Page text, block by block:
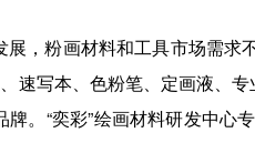
，粉画材料和工具市场需求
速写本、色粉笔、定画液、
。“奕彩”绘画材料研发中